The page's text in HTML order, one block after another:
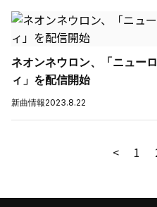
ネオンネウロン、「ニュー
ィ」を配信開始
新曲情報2023.8.22
< 1